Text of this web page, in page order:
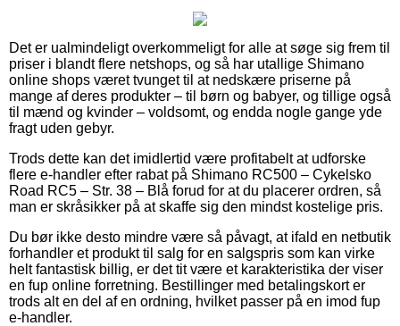
Det er ualmindeligt overkommeligt for alle at søge sig frem til
priser i blandt flere netshops, og så har utallige Shimano
online shops været tvunget til at nedskære priserne på
mange af deres produkter – til børn og babyer, og tillige også
til mænd og kvinder – voldsomt, og endda nogle gange yde
fragt uden gebyr.
Trods dette kan det imidlertid være profitabelt at udforske
flere e-handler efter rabat på Shimano RC500 – Cykelsko
Road RC5 – Str. 38 – Blå forud for at du placerer ordren, så
man er skråsikker på at skaffe sig den mindst kostelige pris.
Du bør ikke desto mindre være så påvagt, at ifald en netbutik
forhandler et produkt til salg for en salgspris som kan virke
helt fantastisk billig, er det tit være et karakteristika der viser
en fup online forretning. Bestillinger med betalingskort er
trods alt en del af en ordning, hvilket passer på en imod fup
e-handler.